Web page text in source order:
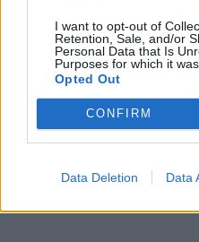
I want to opt-out of
Retention, Sale, and/or
Personal Data that Is
Purposes for which it
Opted Out
CONFIRM
Data Deletion Data
Dire «merci» pour cette